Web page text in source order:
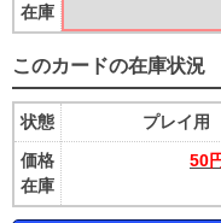
在庫
このカードの在庫状況
状態
価格
在庫
プレイ用
50